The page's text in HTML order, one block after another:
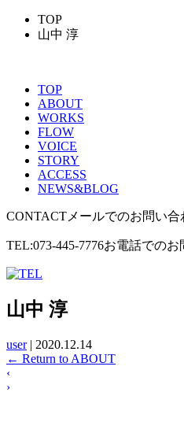
TOP
山中 淳
TOP
ABOUT
WORKS
FLOW
VOICE
STORY
ACCESS
NEWS&BLOG
CONTACT メールでのお問い
TEL:073-445-7776お電話でのお
山中 淳
user | 2020.12.14
← Return to ABOUT
‹
›